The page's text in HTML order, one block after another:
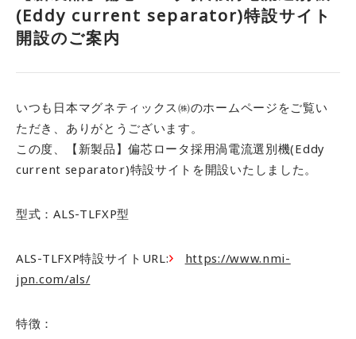
会社概要 ごあいさつ
沿革
お問い合わせ
(Eddy current separator)特設サイト
開設のご案内
いつも日本マグネティックス㈱のホームページをご覧い
ただき、ありがとうございます。
この度、
【新製品】偏芯ロータ採用渦電流選別機(Eddy
current separator)特設サイトを開設いたしました。
型式：ALS-TLFXP型
ALS-TLFXP特設サイトURL:
https://www.nmi-
jpn.com/als/
特徴：